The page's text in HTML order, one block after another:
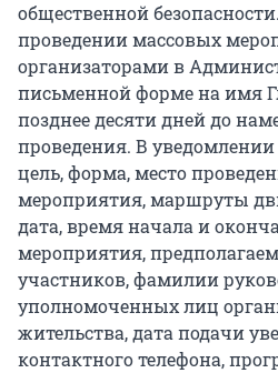
общественной
проведении массовых
организаторами в
письменной форме на имя
позднее десяти дней до
проведения. В
цель, форма, место
мероприятия, маршруты
дата, время начала и
мероприятия,
участников, фамилии
уполномоченных лиц
жительства, дата подачи
контактного телефона,